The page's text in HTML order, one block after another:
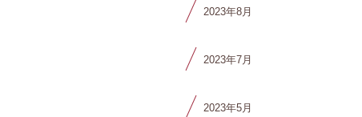
2023年8月
2023年7月
2023年5月